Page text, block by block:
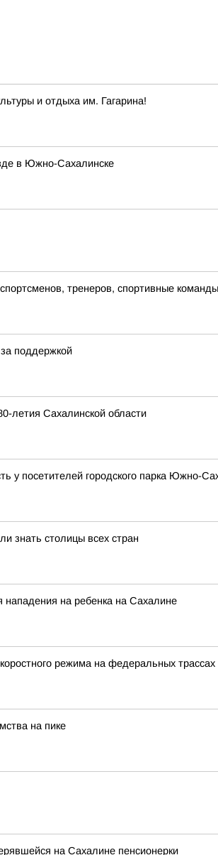
и отдыха им. Гагарина!
в Южно-Сахалинске
тренеров, спортивные
поддержкой
летия Сахалинской области
у посетителей городского парка Южно-
знать столицы всех стран
нападения на ребенка на Сахалине
режима на федеральных трассах
на пике
на Сахалине пенсионерки